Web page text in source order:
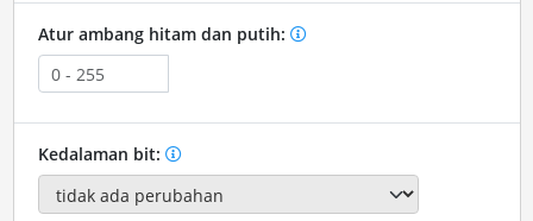
Atur ambang hitam dan putih:
Kedalaman bit: